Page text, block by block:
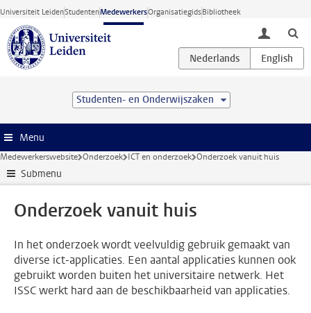
Ga direct naar de inhoud
Universiteit LeidenStudentenMedewerkersOrganisatiegidsBibliotheek
toggle
Studenten- en Onderwijszaken
Menu
Medewerkerswebsite Onderzoek ICT en onderzoek Onderzoek vanuit huis
Submenu
Onderzoek vanuit huis
In het onderzoek wordt veelvuldig gebruik gemaakt van
diverse ict-applicaties. Een aantal applicaties kunnen ook
gebruikt worden buiten het universitaire netwerk. Het
ISSC werkt hard aan de beschikbaarheid van applicaties.